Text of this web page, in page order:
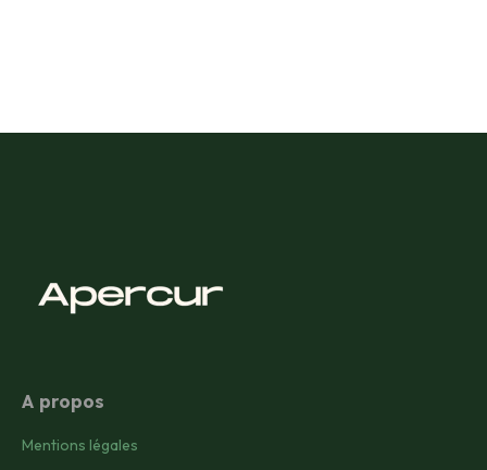
A propos
Mentions légales